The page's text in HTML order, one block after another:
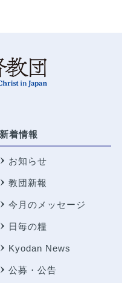
新着情報
お知らせ
教団新報
今月のメッセージ
日毎の糧
Kyodan News
公募・公告